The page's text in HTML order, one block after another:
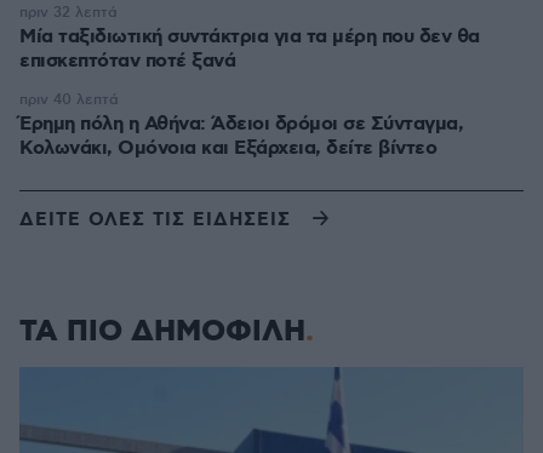
Μία ταξιδιωτική συντάκτρια για τα μέρη που δεν θα
επισκεπτόταν ποτέ ξανά
πριν 32 λεπτά
Έρημη πόλη η Αθήνα: Άδειοι δρόμοι σε Σύνταγμα,
Κολωνάκι, Ομόνοια και Εξάρχεια, δείτε βίντεο
πριν 40 λεπτά
ΔΕΙΤΕ ΟΛΕΣ ΤΙΣ ΕΙΔΗΣΕΙΣ
ΤΑ ΠΙΟ ΔΗΜΟΦΙΛΗ